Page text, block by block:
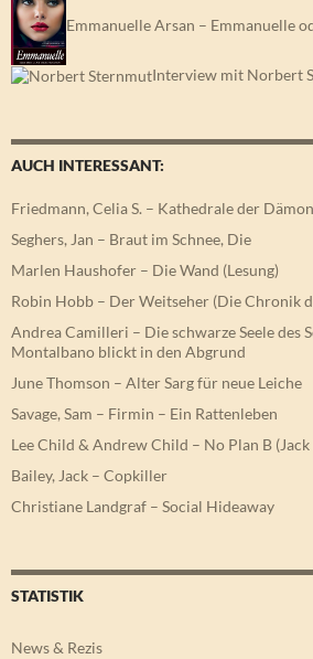
Emmanuelle Arsan – Emmanuelle
Interview mit Norbert
AUCH INTERESSANT:
Friedmann, Celia S. – Kathedrale der
Seghers, Jan – Braut im Schnee, Die
Marlen Haushofer – Die Wand (Lesung)
Robin Hobb – Der Weitseher (Die Chronik
Andrea Camilleri – Die schwarze Seele des
Montalbano blickt in den Abgrund
June Thomson – Alter Sarg für neue Leiche
Savage, Sam – Firmin – Ein Rattenleben
Lee Child & Andrew Child – No Plan B (Jack
Bailey, Jack – Copkiller
Christiane Landgraf – Social Hideaway
STATISTIK
News & Rezis